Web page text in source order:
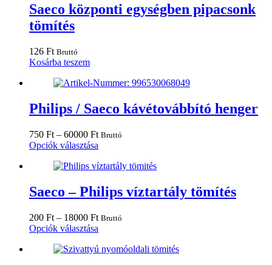
variációja
van.
ki
Saeco központi egységben pipacsonk
tömítés
126 Ft Bruttó
Kosárba teszem
Philips / Saeco kávétovábbító henger
750 Ft – 60000 FtÁrtartomány:
60000 Ft
Bruttó
Opciók választása
terméknek
variációja
van.
változatok
a
termékoldalon
választhatók
Saeco – Philips víztartály tömítés
200 Ft – 18000 FtÁrtartomány:
18000 Ft
Bruttó
Opciók választása
terméknek